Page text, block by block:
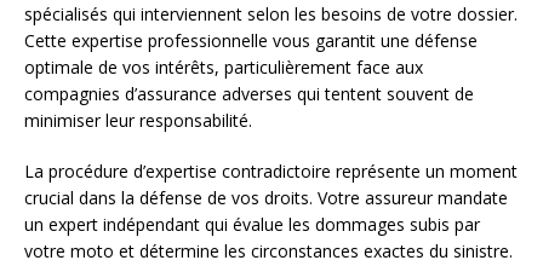
spécialisés qui interviennent selon les besoins de votre dossier.
Cette expertise professionnelle vous garantit une défense
optimale de vos intérêts, particulièrement face aux
compagnies d’assurance adverses qui tentent souvent de
minimiser leur responsabilité.
La procédure d’expertise contradictoire représente un moment
crucial dans la défense de vos droits. Votre assureur mandate
un expert indépendant qui évalue les dommages subis par
votre moto et détermine les circonstances exactes du sinistre.